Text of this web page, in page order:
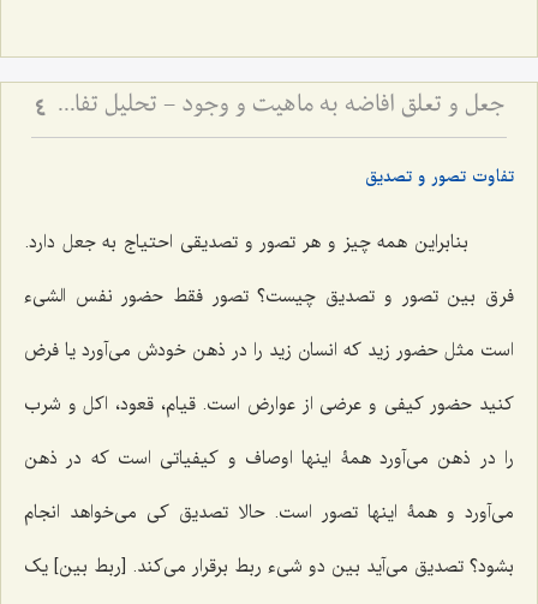
جعل و تعلق افاضه به ماهیت و وجود - تحلیل تفاوت جعل بسیط و مرکب در تصور و تصدیق 4
تفاوت تصور و تصدیق
بنابراین همه چیز و هر تصور و تصدیقی احتیاج به جعل دارد.
فرق بین تصور و تصدیق چیست؟ تصور فقط حضور نفس الشیء
است مثل حضور زید که انسان زید را در ذهن خودش می‌آورد یا فرض
کنید حضور کیفی و عرضی از عوارض است. قیام، قعود، اکل و شرب
را در ذهن می‌آورد همۀ اینها اوصاف و کیفیاتی است که در ذهن
می‌آورد و همۀ اینها تصور است. حالا تصدیق کی می‌خواهد انجام
بشود؟ تصدیق می‌آید بین دو شیء ربط برقرار می‌کند. [ربط بین] یک